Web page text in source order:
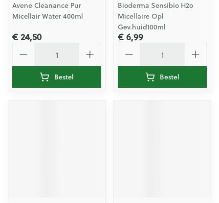
Avene Cleanance Pur
Micellair Water 400ml
€ 24,50
Bestel
Bioderma Sensibio H2o
Micellaire Opl
Gev.huid100ml
€ 6,99
Bestel